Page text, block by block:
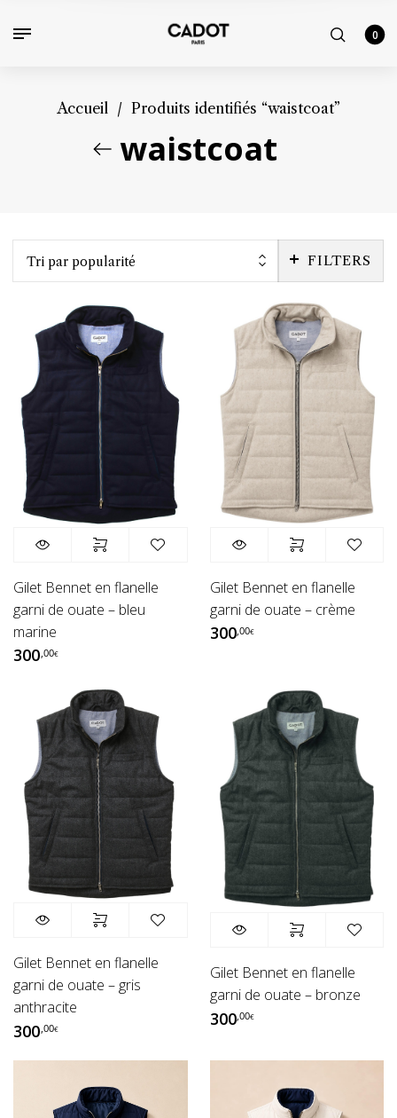
0
Accueil / Produits identifiés “waistcoat”
waistcoat
Tri par popularité FILTERS
Gilet Bennet en flanelle
garni de ouate – bleu
marine
300 ,00€
Gilet Bennet en flanelle
garni de ouate – crème
300 ,00€
Gilet Bennet en flanelle
garni de ouate – gris
anthracite
300,00€
Gilet Bennet en flanelle
garni de ouate – bronze
300,00€